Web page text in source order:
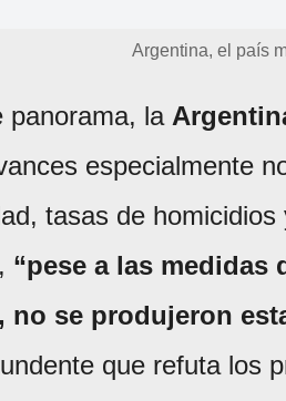
Argentina, el país
panorama, la
especialmente
tasas de
“pese a las
no se produjeron
que refuta los